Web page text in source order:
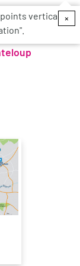
Menu ×
verticaux